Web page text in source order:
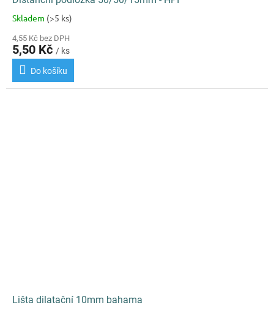
Průměrné
produktu
je
5,0
5
Skladem (>5 ks)
4,55 Kč bez DPH
5,50 Kč / ks
Do košíku
Lišta dilatační 10mm bahama